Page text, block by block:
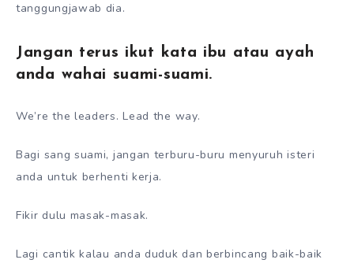
tanggungjawab dia.
Jangan terus ikut kata ibu atau ayah
anda wahai suami-suami.
We’re the leaders. Lead the way.
Bagi sang suami, jangan terburu-buru menyuruh isteri
anda untuk berhenti kerja.
Fikir dulu masak-masak.
Lagi cantik kalau anda duduk dan berbincang baik-baik